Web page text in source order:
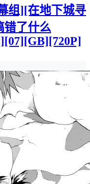
组][在地下城寻
错了什么